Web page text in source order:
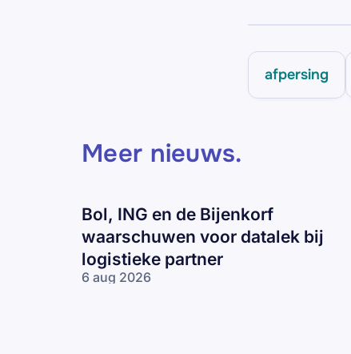
afpersing
Meer nieuws.
Bol, ING en de Bijenkorf
waarschuwen voor datalek bij
logistieke partner
6 aug 2026